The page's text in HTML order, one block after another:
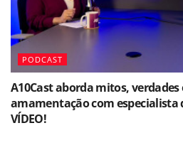
PODCAST
A10Cast aborda mitos,
amamentação com especialista
VÍDEO!